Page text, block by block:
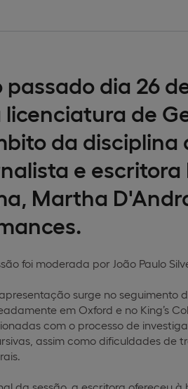
passado dia 26
licenciatura de
da disciplina
e escritora
Martha
foi moderada por João Paulo
surge no seguimento
em Oxford e no King’s
com o processo de
assim como dificuldades de